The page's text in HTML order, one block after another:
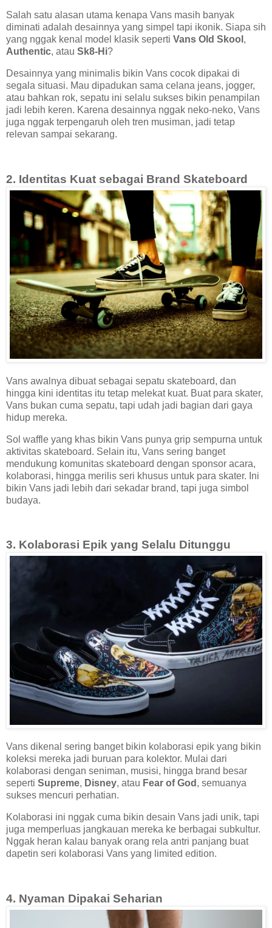
Salah satu alasan utama kenapa Vans masih banyak
diminati adalah desainnya yang simpel tapi ikonik. Siapa sih
yang nggak kenal model klasik seperti Vans Old Skool ,
Authentic, atau Sk8-Hi?
Desainnya yang minimalis bikin Vans cocok dipakai di
segala situasi. Mau dipadukan sama celana jeans, jogger,
atau bahkan rok, sepatu ini selalu sukses bikin penampilan
jadi lebih keren. Karena desainnya nggak neko-neko, Vans
juga nggak terpengaruh oleh tren musiman, jadi tetap
relevan sampai sekarang.
2. Identitas Kuat sebagai Brand Skateboard
Vans awalnya dibuat sebagai sepatu skateboard, dan
hingga kini identitas itu tetap melekat kuat. Buat para skater,
Vans bukan cuma sepatu, tapi udah jadi bagian dari gaya
hidup mereka.
Sol waffle yang khas bikin Vans punya grip sempurna untuk
aktivitas skateboard. Selain itu, Vans sering banget
mendukung komunitas skateboard dengan sponsor acara,
kolaborasi, hingga merilis seri khusus untuk para skater. Ini
bikin Vans jadi lebih dari sekadar brand, tapi juga simbol
budaya.
3. Kolaborasi Epik yang Selalu Ditunggu
Vans dikenal sering banget bikin kolaborasi epik yang bikin
koleksi mereka jadi buruan para kolektor. Mulai dari
kolaborasi dengan seniman, musisi, hingga brand besar
seperti Supreme, Disney, atau Fear of God , semuanya
sukses mencuri perhatian.
Kolaborasi ini nggak cuma bikin desain Vans jadi unik, tapi
juga memperluas jangkauan mereka ke berbagai subkultur.
Nggak heran kalau banyak orang rela antri panjang buat
dapetin seri kolaborasi Vans yang limited edition.
4. Nyaman Dipakai Seharian